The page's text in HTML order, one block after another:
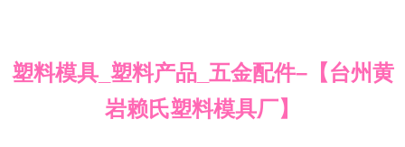
塑料模具_塑料产品_五金配件–【台州黄
岩赖氏塑料模具厂】